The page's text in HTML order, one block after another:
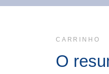
CARRINHO
O